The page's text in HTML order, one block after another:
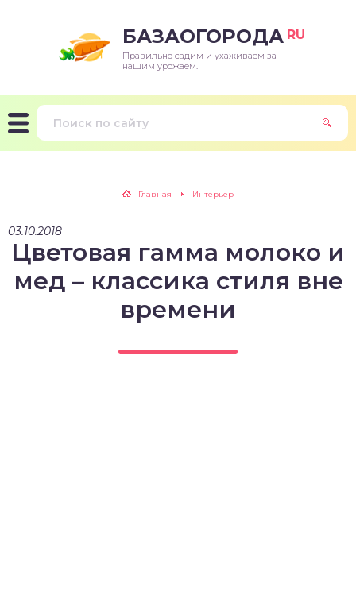
БАЗАОГОРОДА RU
Правильно садим и ухаживаем за
нашим урожаем.
Главная Интерьер
03.10.2018
Цветовая гамма молоко и
мед – классика стиля вне
времени